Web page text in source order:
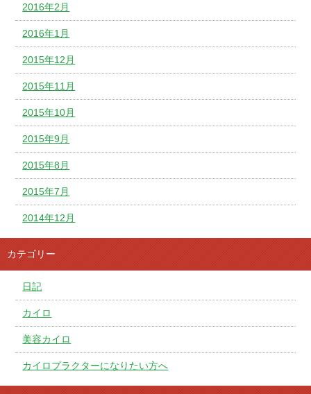
2016年2月
2016年1月
2015年12月
2015年11月
2015年10月
2015年9月
2015年8月
2015年7月
2014年12月
カテゴリー
日記
カイロ
美容カイロ
カイロプラクターになりたい方へ